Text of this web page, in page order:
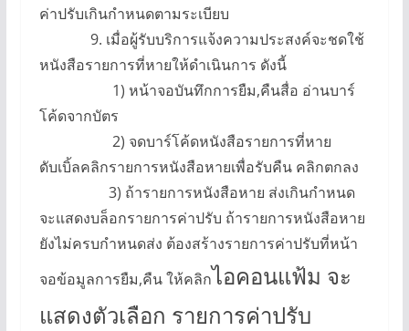
ค่าปรับเกินกำหนดตามระเบียบ
9. เมื่อผู้รับบริการแจ้งความประสงค์จะชดใช้
หนังสือรายการที่หายให้ดำเนินการ ดังนี้
1) หน้าจอบันทึกการยืม,คืนสื่อ อ่านบาร์
โค้ดจากบัตร
2) จดบาร์โค้ดหนังสือรายการที่หาย
ดับเบิ้ลคลิกรายการหนังสือหายเพื่อรับคืน คลิกตกลง
3) ถ้ารายการหนังสือหาย ส่งเกินกำหนด
จะแสดงบล็อกรายการค่าปรับ ถ้ารายการหนังสือหาย
ยังไม่ครบกำหนดส่ง ต้องสร้างรายการค่าปรับที่หน้า
จอข้อมูลการยืม,คืน ให้คลิกไอคอนแฟ้ม จะ
แสดงตัวเลือก รายการค่าปรับ